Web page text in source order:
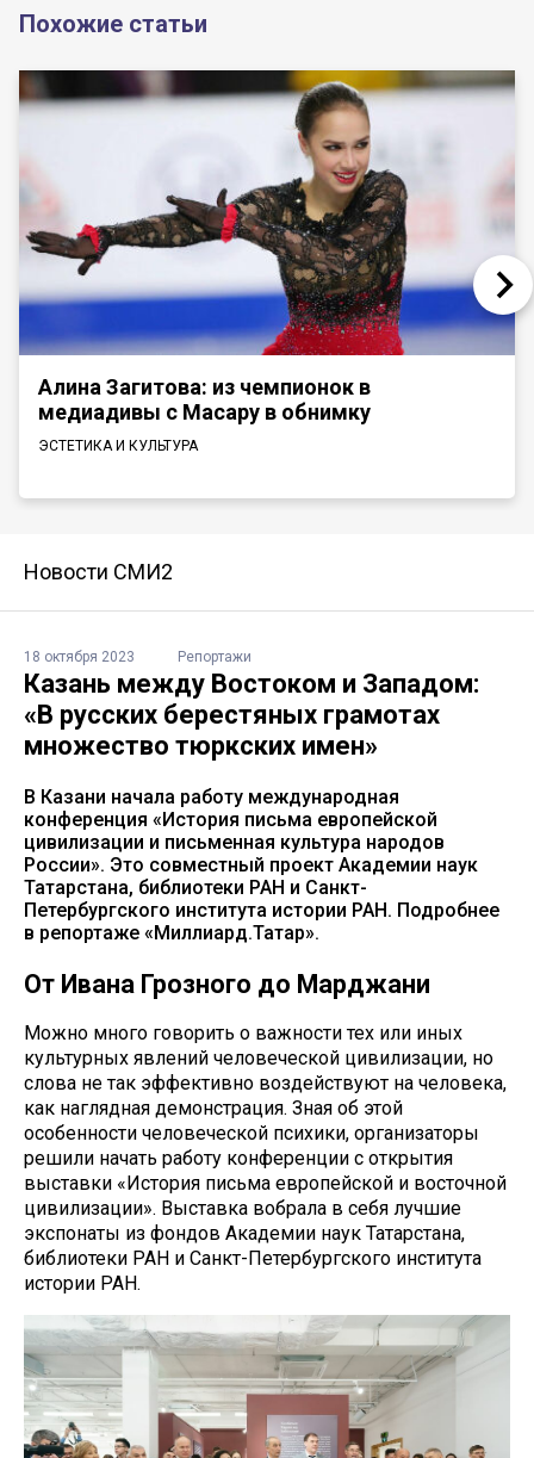
Похожие статьи
Алина Загитова: из чемпионок в
медиадивы с Масару в обнимку
ЭСТЕТИКА И КУЛЬТУРА
Новости СМИ2
18 октября 2023 Репортажи
Казань между Востоком и Западом:
«В русских берестяных грамотах
множество тюркских имен»
В Казани начала работу международная
конференция «История письма европейской
цивилизации и письменная культура народов
России». Это совместный проект Академии наук
Татарстана, библиотеки РАН и Санкт-
Петербургского института истории РАН. Подробнее
в репортаже «Миллиард.Татар».
От Ивана Грозного до Марджани
Можно много говорить о важности тех или иных
культурных явлений человеческой цивилизации, но
слова не так эффективно воздействуют на человека,
как наглядная демонстрация. Зная об этой
особенности человеческой психики, организаторы
решили начать работу конференции с открытия
выставки «История письма европейской и восточной
цивилизации». Выставка вобрала в себя лучшие
экспонаты из фондов Академии наук Татарстана,
библиотеки РАН и Санкт-Петербургского института
истории РАН.